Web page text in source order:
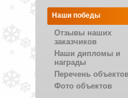
Наши победы
Отзывы наших
заказчиков
Наши дипломы и
награды
Перечень
Фото объектов